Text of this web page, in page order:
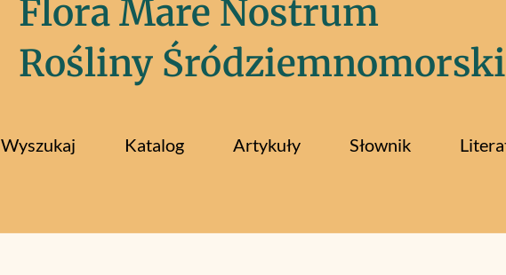
Flora Mare Nostrum
Rośliny
Wyszukaj Katalog Artykuły Słownik